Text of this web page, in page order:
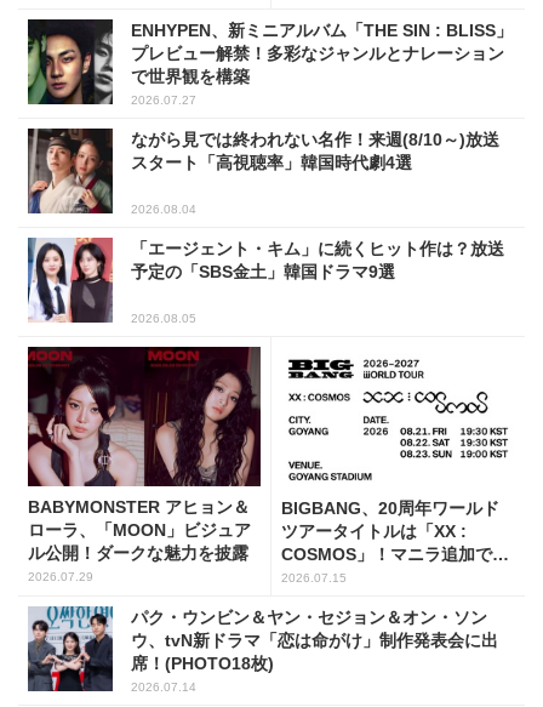
ENHYPEN、新ミニアルバム「THE SIN : BLISS」
プレビュー解禁！多彩なジャンルとナレーション
で世界観を構築
2026.07.27
ながら見では終われない名作！来週(8/10～)放送
スタート「高視聴率」韓国時代劇4選
2026.08.04
「エージェント・キム」に続くヒット作は？放送
予定の「SBS金土」韓国ドラマ9選
2026.08.05
BABYMONSTER アヒョン＆
ローラ、「MOON」ビジュア
ル公開！ダークな魅力を披露
2026.07.29
BIGBANG、20周年ワールド
ツアータイトルは「XX :
COSMOS」！マニラ追加で19
都市・33公演に
2026.07.15
パク・ウンビン＆ヤン・セジョン＆オン・ソン
ウ、tvN新ドラマ「恋は命がけ」制作発表会に出
席！(PHOTO18枚)
2026.07.14